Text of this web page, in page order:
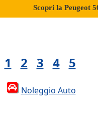
Scopri la Peugeot
1 2 3 4 5
Noleggio Auto